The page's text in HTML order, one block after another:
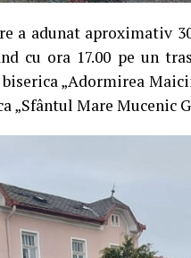
a adunat aproximativ
cu ora 17.00 pe un
„Adormirea
„Sfântul Mare Mucenic